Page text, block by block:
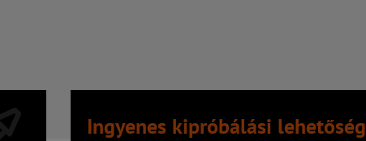
Ingyenes kipróbálási lehetőség